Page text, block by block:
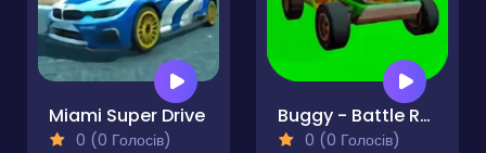
Miami Super Drive
0 (0 Голосів)
Buggy - Battle Royale
0 (0 Голосів)